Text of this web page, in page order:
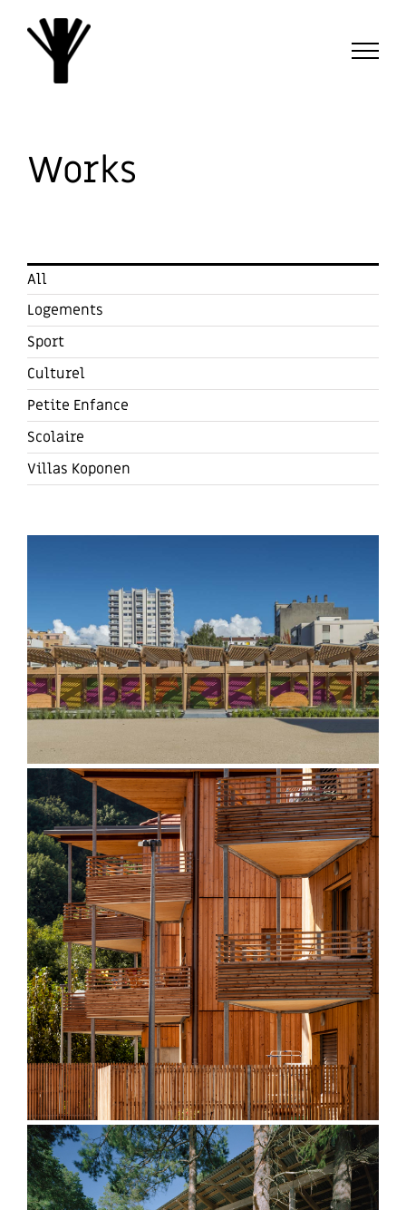
contenu
Works
All
Logements
Sport
Culturel
Petite Enfance
Scolaire
Villas Koponen
Lycée des Eaux Claires – Grenoble
Les Cordées – Veurey Voroize